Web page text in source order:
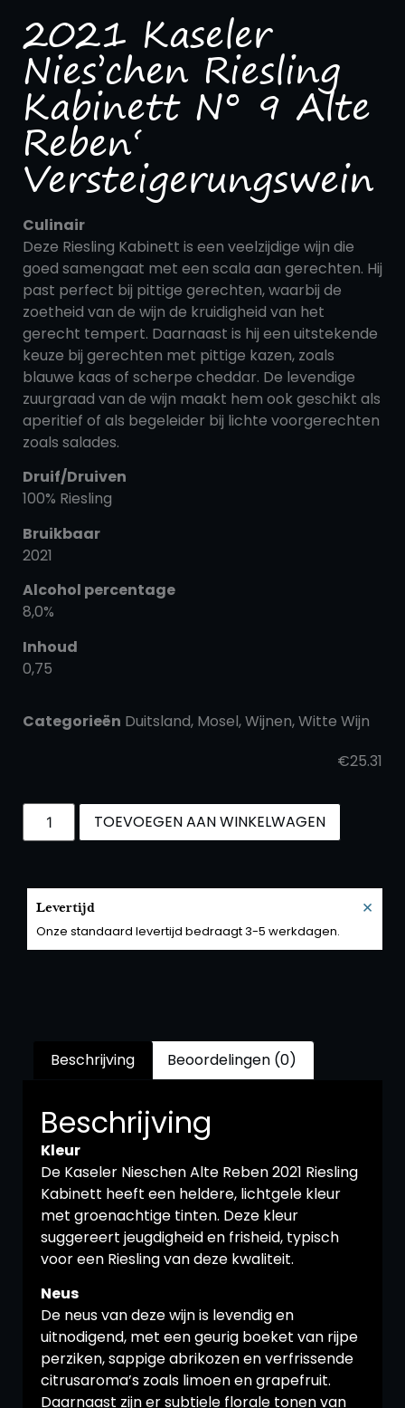
2021 Kaseler
Nies’chen Riesling
Kabinett N° 9 Alte
Reben‘
Versteigerungswein
Culinair
Deze Riesling Kabinett is een veelzijdige wijn die
goed samengaat met een scala aan gerechten. Hij
past perfect bij pittige gerechten, waarbij de
zoetheid van de wijn de kruidigheid van het
gerecht tempert. Daarnaast is hij een uitstekende
keuze bij gerechten met pittige kazen, zoals
blauwe kaas of scherpe cheddar. De levendige
zuurgraad van de wijn maakt hem ook geschikt als
aperitief of als begeleider bij lichte voorgerechten
zoals salades.
Druif/Druiven
100% Riesling
Bruikbaar
2021
Alcohol percentage
8,0%
Inhoud
0,75
Categorieën Duitsland, Mosel,Wijnen,Witte Wijn
€25.31
TOEVOEGEN AAN WINKELWAGEN
Levertijd
Onze standaard levertijd bedraagt 3-5 werkdagen.
×
Beschrijving Beoordelingen (0)
Beschrijving
Kleur
De Kaseler Nieschen Alte Reben 2021 Riesling
Kabinett heeft een heldere, lichtgele kleur
met groenachtige tinten. Deze kleur
suggereert jeugdigheid en frisheid, typisch
voor een Riesling van deze kwaliteit.
Neus
De neus van deze wijn is levendig en
uitnodigend, met een geurig boeket van rijpe
perziken, sappige abrikozen en verfrissende
citrusaroma’s zoals limoen en grapefruit.
Daarnaast zijn er subtiele florale tonen van